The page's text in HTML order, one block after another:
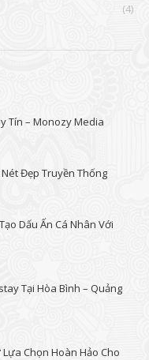
(4)
Tín – Monozy Media
Đẹp Truyền Thống
Dấu Ấn Cá Nhân Với
Tại Hòa Bình – Quảng
Chọn Hoàn Hảo Cho